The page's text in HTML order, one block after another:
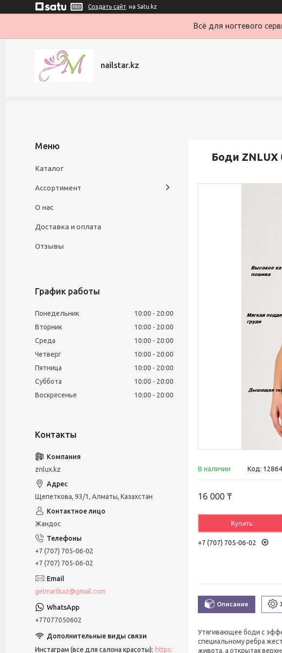
Создать сайт на Satu.kz
Всё для ногтевого
nailstar.kz
Боди
В наличии Код:
16 000 ₸
Купить
+7 (707) 705-06-02
Описание
Утягивающее боди с
специальному ребра
живота, а открытая
Каталог
Ассортимент
О нас
Доставка и оплата
Отзывы
График работы
Понедельник 10:00
20:00
Вторник
10:00
20:00
Среда
10:00
20:00
Четверг
10:00
20:00
Пятница
10:00
20:00
Суббота
10:00
20:00
Воскресенье
10:00 20:00
znlux.kz
Щепеткова, 93/1, Алматы, Казахстан
Жандос
+7 (707) 705-06-02
+7 (707) 705-06-02
gelmartkaz@gmail.com
+77077050602
Инстаграм (все для салона красоты) https: